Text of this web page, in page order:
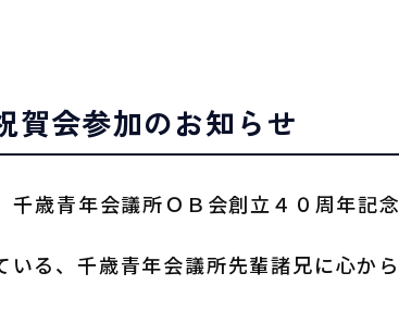
賀会参加のお知らせ
歳青年会議所ＯＢ会創立４０周年記念
る、千歳青年会議所先輩諸兄に心から